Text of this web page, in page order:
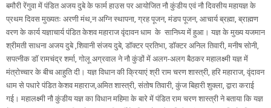
बमौरी रेंगुवा में पंडित अजय दुबे के फार्म हाउस पर आयोजित नौ कुंडीय एवं नौ दिवसीय महायज्ञ के
प्रथम दिवस मुख्यतः अरणी मंथ,न अग्नि स्थापना, ग्रह पूजन, मंडप पूजन, आचार्य ब्रह्मा, ब्राह्मण
वरण के कार्य यज्ञाचार्य पंडित केशव महाराज वृंदावन धाम के सानिध्य में हुआ। यज्ञ के मुख्य यजमान
श्रीमती साधना अजय दुबे ,शिवानी संजय दुबे, डॉक्टर प्रतिभा, डॉक्टर अनिल तिवारी, मनीष सोनी,
सपत्नीक डॉ रामचंद्र शर्मा, गोलू अग्रवाल ने नौ कुंडों में अलग-अलग बैठकर महालक्ष्मी यज्ञ में
मंत्रोच्चार के बीच आहुति दी। यज्ञ विधान की क्रियाएं श्री राम चरण शास्त्री, हरि महाराज, वृंदावन
धाम से पधारे पंडित केशव महाराज,अमित शास्त्री, संतोष तिवारी, कुंज बिहारी शुक्ला, द्वारा कराई
गई। महालक्ष्मी नौ कुंडीय यज्ञ का विधान महिमा के बारे में पंडित राम चरण शास्त्री ने बताया कि यज्ञ